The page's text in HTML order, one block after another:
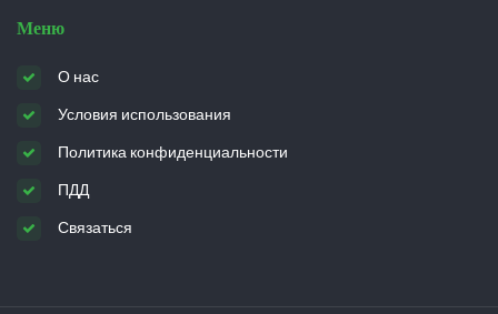
Меню
О нас
Условия использования
Политика конфиденциальности
ПДД
Связаться